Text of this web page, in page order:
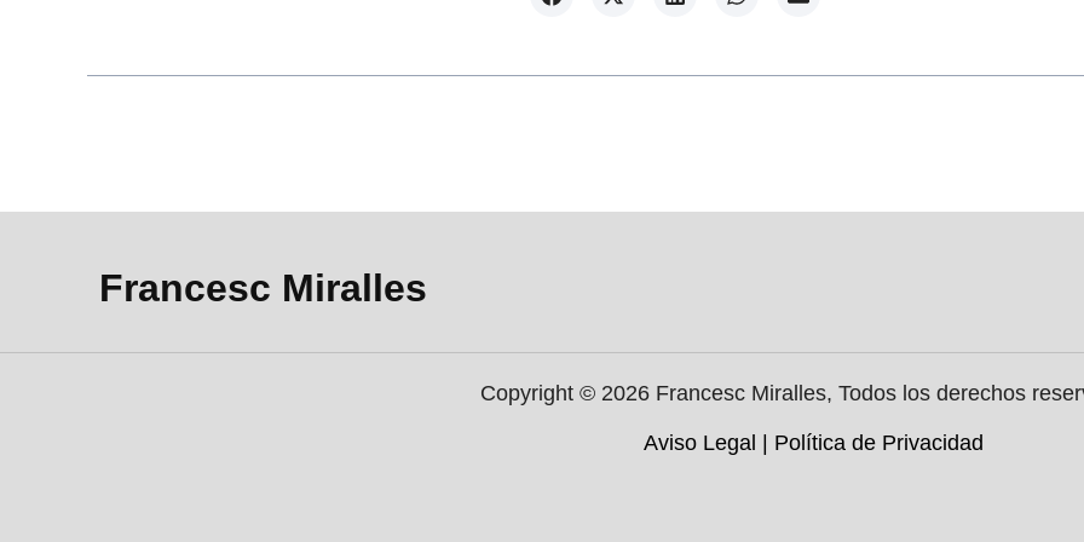
Francesc Miralles
Copyright © 2026 Francesc Miralles, Todos los derechos
Aviso Legal Política de Privacidad